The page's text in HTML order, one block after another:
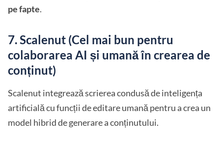
pe fapte.
7. Scalenut (Cel mai bun pentru
colaborarea AI și umană în crearea de
conținut)
Scalenut integrează scrierea condusă de inteligența
artificială cu funcții de editare umană pentru a crea un
model hibrid de generare a conținutului.